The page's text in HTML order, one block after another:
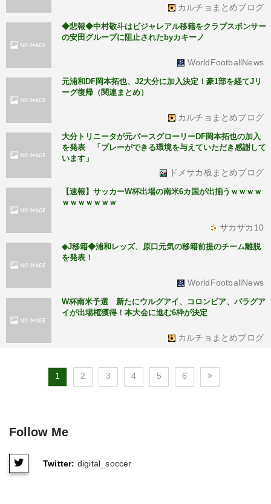
カルチョまとめブログ
◆悲報◆中村敬斗はビジャレアル移籍をクラブスポンサー
の安田グループに阻止されたbyカキーノ
WorldFootballNews
元浦和DF岡本拓也、J2大分に加入決定！豪1部を経てJリ
ーグ復帰（関連まとめ）
カルチョまとめブログ
大分トリニータが元パースグローリーDF岡本拓也の加入
を発表 「プレーができる環境を与えていただき感謝して
います」
ドメサカ板まとめブログ
【速報】サッカーW杯出場の南米6カ国が出揃うｗｗｗｗ
ｗｗｗｗｗｗｗ
サカサカ10
◆J移籍◆浦和レッズ、原口元気の移籍前提のチーム離脱
を発表！
WorldFootballNews
W杯南米予選 新たにウルグアイ、コロンビア、パラグア
イが出場権獲得！本大会に進む6枠が決定
カルチョまとめブログ
1 2 3 4 5 6
Follow Me
Twitter: digital_soccer